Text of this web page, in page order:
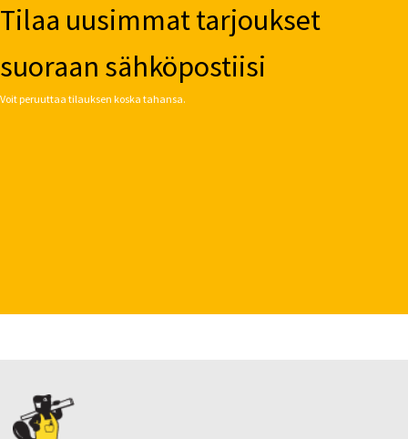
Tilaa uusimmat tarjoukset
suoraan sähköpostiisi
Voit peruuttaa tilauksen koska tahansa.